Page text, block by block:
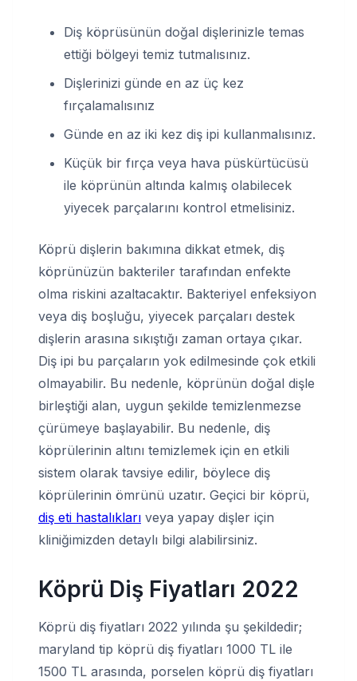
Diş köprüsünün doğal dişlerinizle temas
ettiği bölgeyi temiz tutmalısınız.
Dişlerinizi günde en az üç kez
fırçalamalısınız
Günde en az iki kez diş ipi kullanmalısınız.
Küçük bir fırça veya hava püskürtücüsü
ile köprünün altında kalmış olabilecek
yiyecek parçalarını kontrol etmelisiniz.
Köprü dişlerin bakımına dikkat etmek, diş
köprünüzün bakteriler tarafından enfekte
olma riskini azaltacaktır. Bakteriyel enfeksiyon
veya diş boşluğu, yiyecek parçaları destek
dişlerin arasına sıkıştığı zaman ortaya çıkar.
Diş ipi bu parçaların yok edilmesinde çok etkili
olmayabilir. Bu nedenle, köprünün doğal dişle
birleştiği alan, uygun şekilde temizlenmezse
çürümeye başlayabilir. Bu nedenle, diş
köprülerinin altını temizlemek için en etkili
sistem olarak tavsiye edilir, böylece diş
köprülerinin ömrünü uzatır. Geçici bir köprü,
diş eti hastalıkları veya yapay dişler için
kliniğimizden detaylı bilgi alabilirsiniz.
Köprü Diş Fiyatları 2022
Köprü diş fiyatları 2022 yılında şu şekildedir;
maryland tip köprü diş fiyatları 1000 TL ile
1500 TL arasında, porselen köprü diş fiyatları